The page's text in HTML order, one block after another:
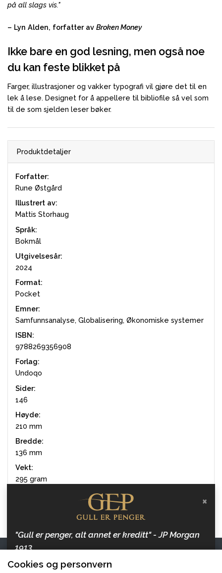
på all slags vis."
– Lyn Alden, forfatter av Broken Money
Ikke bare en god lesning, men også noe
du kan feste blikket på
Farger, illustrasjoner og vakker typografi vil gjøre det til en
lek å lese. Designet for å appellere til bibliofile så vel som
til de som sjelden leser bøker.
Produktdetaljer
Forfatter:
Rune Østgård
Illustrert av:
Mattis Storhaug
Språk:
Bokmål
Utgivelsesår:
2024
Format:
Pocket
Emner:
Samfunnsanalyse, Globalisering, Økonomiske systemer
ISBN:
9788269356908
Forlag:
Undoqo
Sider:
146
Høyde:
210 mm
Bredde:
136 mm
Vekt:
295 gram
Kontakt oss
Cookies og personvern
×
"Gull er penger, alt annet er kreditt" - JP Morgan
1913
Hold deg oppdatert med artikler om penger, inflasjon